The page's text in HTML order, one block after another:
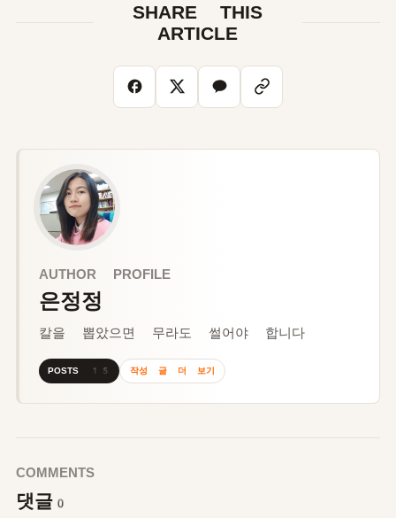
SHARE THIS
ARTICLE
AUTHOR PROFILE
은정정
칼을 뽑았으면 무라도 썰어야 합니다
POSTS 15 작성 글 더 보기
COMMENTS
댓글 0